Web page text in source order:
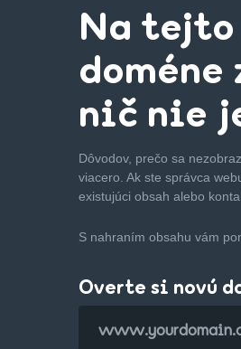
Na tejto
nič nie
Dôvodov, prečo sa
viacero. Ak ste správca
existujúci obsah alebo
S nahraním obsahu vám
Overte si novú